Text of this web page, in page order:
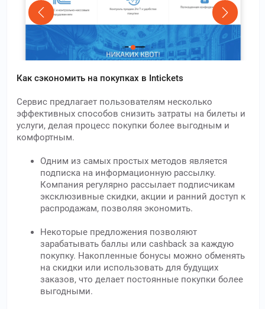
Как сэкономить на покупках в Intickets
Сервис предлагает пользователям несколько
эффективных способов снизить затраты на билеты и
услуги, делая процесс покупки более выгодным и
комфортным.
Одним из самых простых методов является
подписка на информационную рассылку.
Компания регулярно рассылает подписчикам
эксклюзивные скидки, акции и ранний доступ к
распродажам, позволяя экономить.
Некоторые предложения позволяют
зарабатывать баллы или cashback за каждую
покупку. Накопленные бонусы можно обменять
на скидки или использовать для будущих
заказов, что делает постоянные покупки более
выгодными.